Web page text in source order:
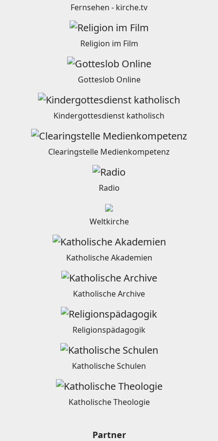
Fernsehen - kirche.tv
Religion im Film
Gotteslob Online
Kindergottesdienst katholisch
Clearingstelle Medienkompetenz
Radio
Weltkirche
Katholische Akademien
Katholische Archive
Religionspädagogik
Katholische Schulen
Katholische Theologie
Partner